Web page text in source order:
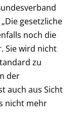
gesetzliche
noch die
Sie wird nicht
zu
der
auch aus Sicht
nicht mehr